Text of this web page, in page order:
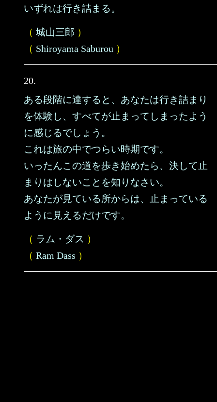
いずれは行き詰まる。
（ 城山三郎 ）
（ Shiroyama Saburou ）
20.
ある段階に達すると、あなたは行き詰まり
を体験し、すべてが止まってしまったよう
に感じるでしょう。
これは旅の中でつらい時期です。
いったんこの道を歩き始めたら、決して止
まりはしないことを知りなさい。
あなたが見ている所からは、止まっている
ように見えるだけです。
（ ラム・ダス ）
（ Ram Dass ）